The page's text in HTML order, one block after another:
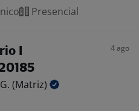
Presencial
I
4 ago
(Matriz)